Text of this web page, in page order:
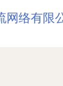
网络有限